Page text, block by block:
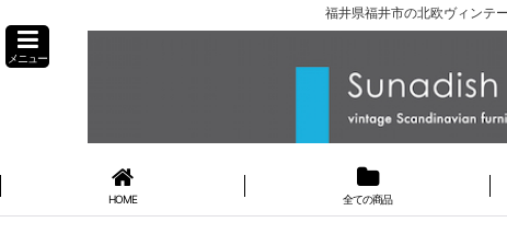
福井県福井市の北欧ヴィンテ
メニュー
HOME 全ての商品